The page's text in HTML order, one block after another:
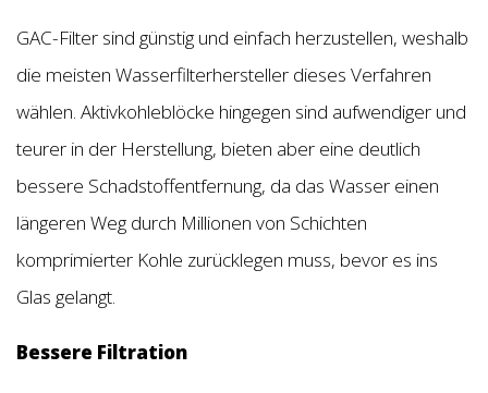
GAC-Filter sind günstig und einfach herzustellen, weshalb
die meisten Wasserfilterhersteller dieses Verfahren
wählen. Aktivkohleblöcke hingegen sind aufwendiger und
teurer in der Herstellung, bieten aber eine deutlich
bessere Schadstoffentfernung, da das Wasser einen
längeren Weg durch Millionen von Schichten
komprimierter Kohle zurücklegen muss, bevor es ins
Glas gelangt.
Bessere Filtration